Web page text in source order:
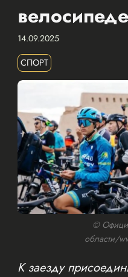
велосипеде
14.09.2025
СПОРТ
©
области/
К заезду